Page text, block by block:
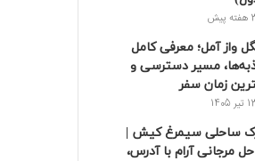
پیش
واز آمل؛ معرفی کامل
مسیر دسترسی و
زمان سفر
1405
ساحلی سیمرغ کیش |
مرجانی آرام با آدرس،